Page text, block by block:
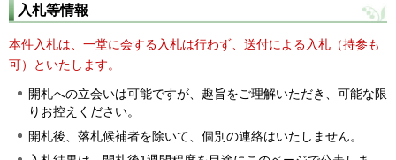
入札等情報
本件入札は、一堂に会する入札は行わず、送付による入札（持参も
可）といたします。
開札への立会いは可能ですが、趣旨をご理解いただき、可能な限
りお控えください。
開札後、落札候補者を除いて、個別の連絡はいたしません。